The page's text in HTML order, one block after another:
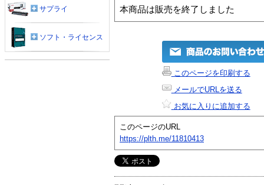
本商品は販売を終了しました
このページを印刷する
メールでURLを送る
お気に入りに追加する
このページのURL
https://plth.me/11810413
サプライ
ソフト・ライセンス